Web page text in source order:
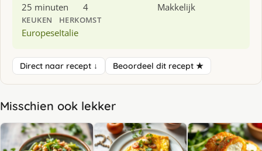
25 minuten 4 Makkelijk
KEUKEN
Europese
HERKOMST
Italie
Direct naar recept ↓ Beoordeel dit recept ★
Misschien ook lekker